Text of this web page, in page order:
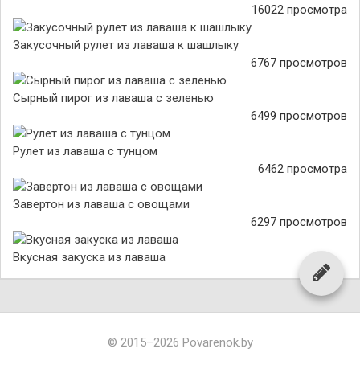
16022 просмотра
Закусочный рулет из лаваша к шашлыку
6767 просмотров
Сырный пирог из лаваша с зеленью
6499 просмотров
Рулет из лаваша с тунцом
6462 просмотра
Завертон из лаваша с овощами
6297 просмотров
Вкусная закуска из лаваша
© 2015–2026 Povarenok.by